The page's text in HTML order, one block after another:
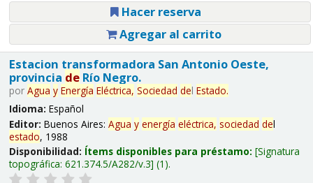
Hacer reserva
Agregar al carrito
Estacion transformadora San Antonio Oeste,
provincia deRío Negro.
por Agua y Energía Eléctrica, Sociedad del Estado.
Idioma: Español
Editor: Buenos Aires: Agua y energía eléctrica, sociedad del
estado, 1988
Disponibilidad: Ítems disponibles para préstamo: Signatura
topográfica: 621.374.5/A282/v.3 (1).